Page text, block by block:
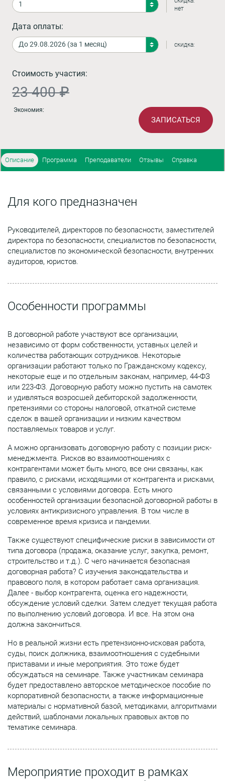
нет
Дата оплаты:
скидка:
Стоимость участия:
23 400 ₽
Экономия:
ЗАПИСАТЬСЯ
Описание Программа Преподаватели Отзывы Справка
Для кого предназначен
Руководителей, директоров по безопасности, заместителей
директора по безопасности, специалистов по безопасности,
специалистов по экономической безопасности, внутренних
аудиторов, юристов.
Особенности программы
В договорной работе участвуют все организации,
независимо от форм собственности, уставных целей и
количества работающих сотрудников. Некоторые
организации работают только по Гражданскому кодексу,
некоторые еще и по отдельным законам, например, 44-ФЗ
или 223-ФЗ. Договорную работу можно пустить на самотек
и удивляться возросшей дебиторской задолженности,
претензиями со стороны налоговой, откатной системе
сделок в вашей организации и низким качеством
поставляемых товаров и услуг.
А можно организовать договорную работу с позиции риск-
менеджмента. Рисков во взаимоотношениях с
контрагентами может быть много, все они связаны, как
правило, с рисками, исходящими от контрагента и рисками,
связанными с условиями договора. Есть много
особенностей организации безопасной договорной работы в
условиях антикризисного управления. В том числе в
современное время кризиса и пандемии.
Также существуют специфические риски в зависимости от
типа договора (продажа, оказание услуг, закупка, ремонт,
строительство и т.д.). С чего начинается безопасная
договорная работа? С изучения законодательства и
правового поля, в котором работает сама организация.
Далее - выбор контрагента, оценка его надежности,
обсуждение условий сделки. Затем следует текущая работа
по выполнению условий договора. И все. На этом она
должна закончиться.
Но в реальной жизни есть претензионно-исковая работа,
суды, поиск должника, взаимоотношения с судебными
приставами и иные мероприятия. Это тоже будет
обсуждаться на семинаре. Также участникам семинара
будет предоставлено авторское методическое пособие по
корпоративной безопасности, а также информационные
материалы с нормативной базой, методиками, алгоритмами
действий, шаблонами локальных правовых актов по
тематике семинара.
Мероприятие проходит в рамках